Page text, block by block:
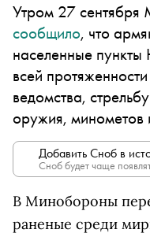
Утром 27
сообщило, что
населенные
всей
ведомства,
оружия, минометов
Добавить Сноб в
Сноб будет чаще
В Минобороны
раненые среди